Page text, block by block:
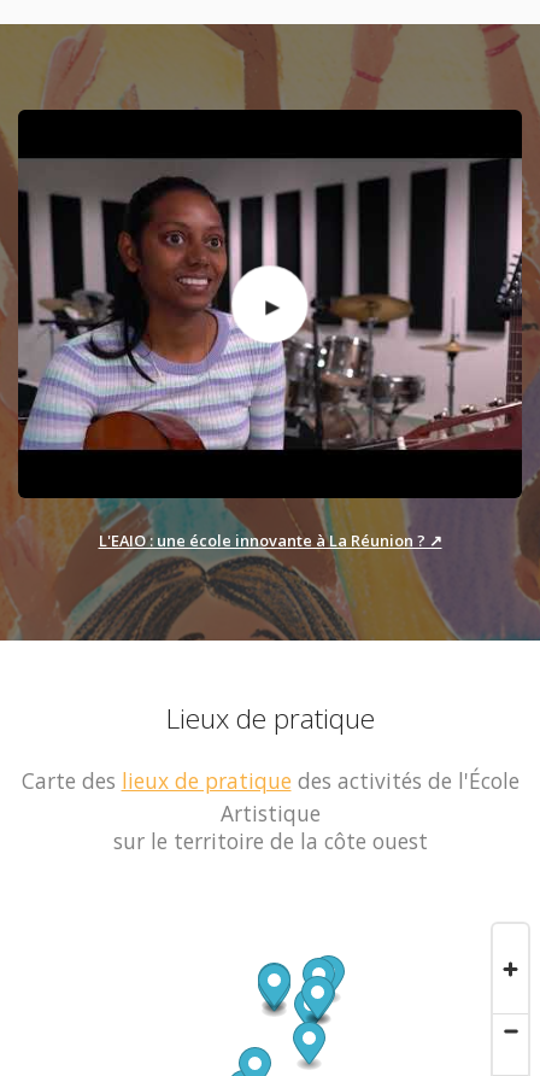
L'EAIO : une école innovante à La Réunion ? ↗
Lieux de pratique
Carte des lieux de pratique des activités de l'École
Artistique
sur le territoire de la côte ouest